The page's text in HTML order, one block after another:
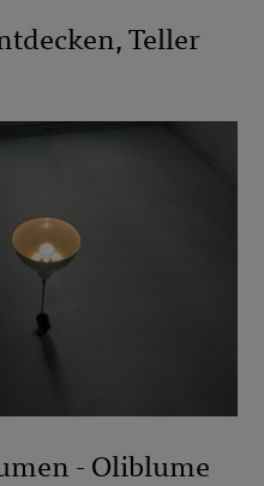
Teller
- Oliblume